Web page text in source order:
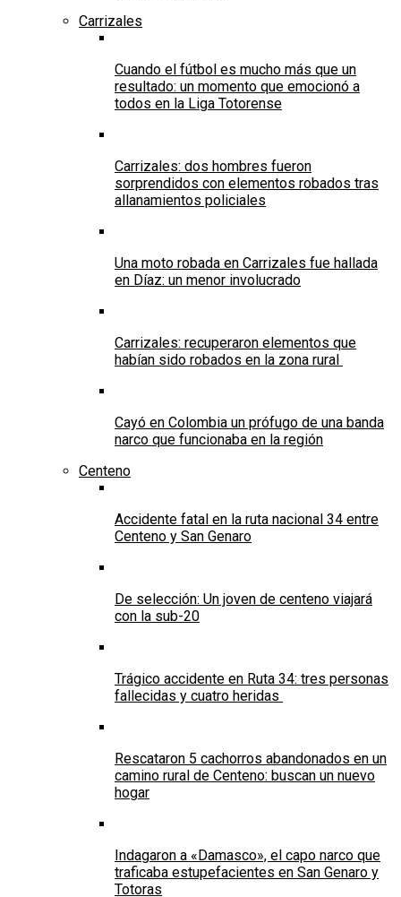
Carrizales
Cuando el fútbol es mucho más que un
resultado: un momento que emocionó a
todos en la Liga Totorense
Carrizales: dos hombres fueron
sorprendidos con elementos robados tras
allanamientos policiales
Una moto robada en Carrizales fue hallada
en Díaz: un menor involucrado
Carrizales: recuperaron elementos que
habían sido robados en la zona rural
Cayó en Colombia un prófugo de una banda
narco que funcionaba en la región
Centeno
Accidente fatal en la ruta nacional 34 entre
Centeno y San Genaro
De selección: Un joven de centeno viajará
con la sub-20
Trágico accidente en Ruta 34: tres personas
fallecidas y cuatro heridas
Rescataron 5 cachorros abandonados en un
camino rural de Centeno: buscan un nuevo
hogar
Indagaron a «Damasco», el capo narco que
traficaba estupefacientes en San Genaro y
Totoras